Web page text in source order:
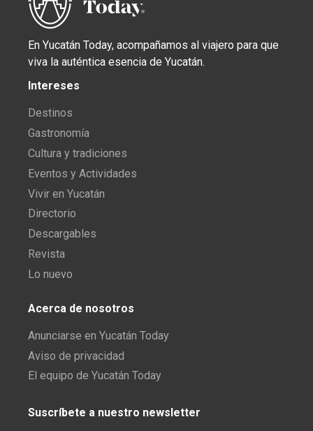
En Yucatán Today, acompañamos al viajero para que
viva la auténtica esencia de Yucatán.
Intereses
Destinos
Gastronomía
Cultura y tradiciones
Eventos y Actividades
Vivir en Yucatán
Directorio
Descargables
Revista
Lo nuevo
Acerca de nosotros
Anunciarse en Yucatán Today
Aviso de privacidad
El equipo de Yucatán Today
Suscríbete a nuestro newsletter